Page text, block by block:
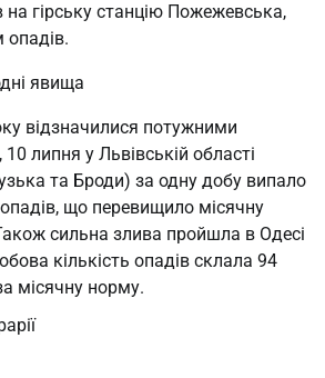
на гірську станцію Пожежевська,
явища
відзначилися потужними
липня у Львівській області
та Броди) за одну добу випало
що перевищило місячну
сильна злива пройшла в Одесі
кількість опадів склала 94
місячну норму.